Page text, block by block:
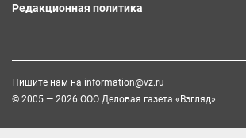
Редакционная политика
Пишите нам на information@vz.ru
© 2005 — 2026 ООО Деловая газета «Взгляд»